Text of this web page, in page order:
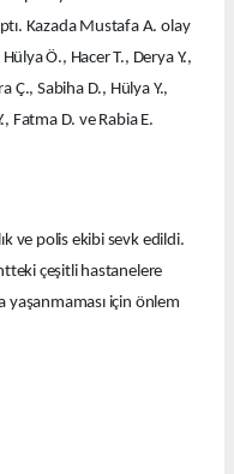
Kazada Mustafa A. olay
Ö., Hacer T., Derya Y.,
Ç., Sabiha D., Hülya Y.,
Fatma D. ve Rabia E.
ve polis ekibi sevk edildi.
çeşitli hastanelere
yaşanmaması için önlem